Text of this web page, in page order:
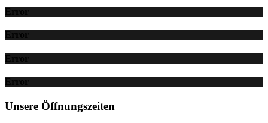
Error
Error
Error
Error
Unsere Öffnungszeiten